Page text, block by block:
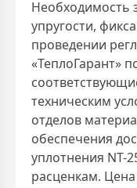
Необходимость
упругости,
проведении
«ТеплоГарант»
техническим
отделов
обеспечения
уплотнения NT-
расценкам.